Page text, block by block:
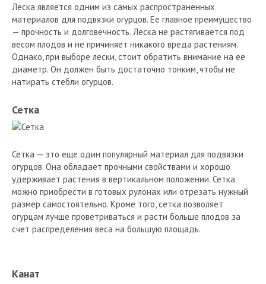
Леска является одним из самых распространенных
материалов для подвязки огурцов. Ее главное преимущество
— прочность и долговечность. Леска не растягивается под
весом плодов и не причиняет никакого вреда растениям.
Однако, при выборе лески, стоит обратить внимание на ее
диаметр. Он должен быть достаточно тонким, чтобы не
натирать стебли огурцов.
Сетка
Сетка — это еще один популярный материал для подвязки
огурцов. Она обладает прочными свойствами и хорошо
удерживает растения в вертикальном положении. Сетка
можно приобрести в готовых рулонах или отрезать нужный
размер самостоятельно. Кроме того, сетка позволяет
огурцам лучше проветриваться и расти больше плодов за
счет распределения веса на большую площадь.
Канат